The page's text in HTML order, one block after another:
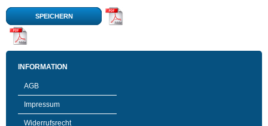
SPEICHERN
INFORMATION
AGB
Impressum
Widerrufsrecht